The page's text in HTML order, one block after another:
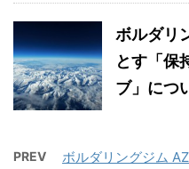
ボルダリ
とす「保
ブ」につ
PREV
ボルダリングジム